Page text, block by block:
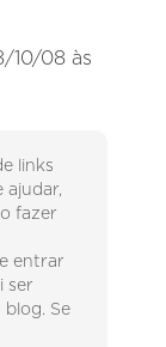
10/08 às
links
ajudar,
fazer
entrar
ser
Se